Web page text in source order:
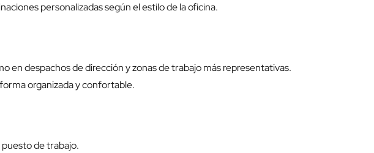
personalizadas según el estilo de la oficina.
en despachos de dirección y zonas de trabajo más representativas.
organizada y confortable.
de trabajo.